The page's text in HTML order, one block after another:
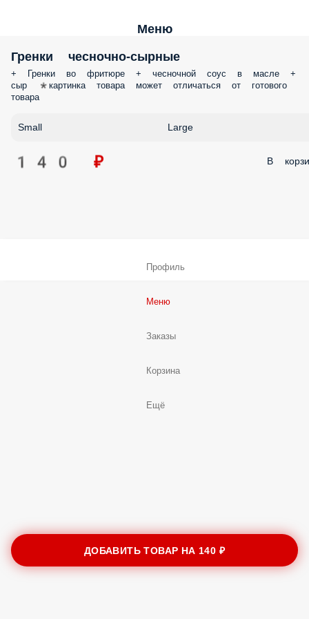
Меню
Гренки чесночно-сырные
+ Гренки во фритюре + чесночной соус в масле +
сыр *картинка товара может отличаться от готового
товара
Small Large
140 ₽ В
ДОБАВИТЬ ТОВАР НА 140 ₽
Профиль
Меню
Заказы
Корзина
Ещё